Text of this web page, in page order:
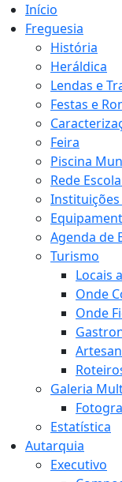
Início
Freguesia
História
Heráldica
Lendas e
Festas e
Feira
Piscina
Rede
Instituições
Agenda de
Turismo
Locais
Onde
Onde
Galeria
Estatística
Autarquia
Executivo